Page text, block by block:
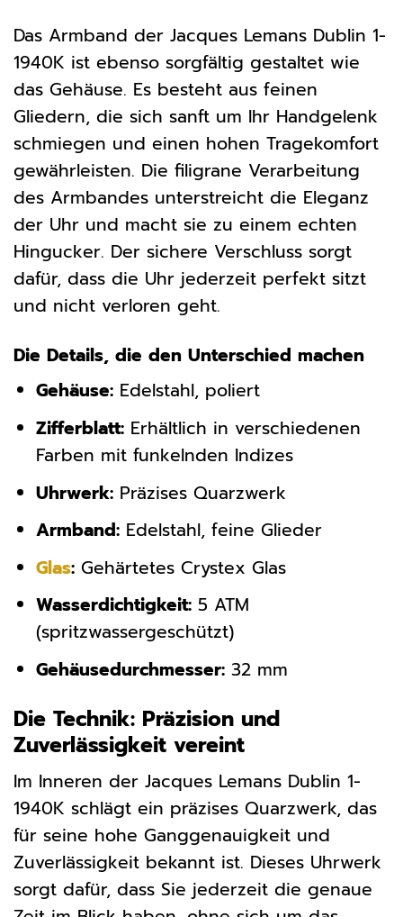
Das Armband der Jacques Lemans Dublin 1-
1940K ist ebenso sorgfältig gestaltet wie
das Gehäuse. Es besteht aus feinen
Gliedern, die sich sanft um Ihr Handgelenk
schmiegen und einen hohen Tragekomfort
gewährleisten. Die filigrane Verarbeitung
des Armbandes unterstreicht die Eleganz
der Uhr und macht sie zu einem echten
Hingucker. Der sichere Verschluss sorgt
dafür, dass die Uhr jederzeit perfekt sitzt
und nicht verloren geht.
Die Details, die den Unterschied machen
Gehäuse:Edelstahl, poliert
Zifferblatt:Erhältlich in verschiedenen
Farben mit funkelnden Indizes
Uhrwerk:Präzises Quarzwerk
Armband:Edelstahl, feine Glieder
Glas:Gehärtetes Crystex Glas
Wasserdichtigkeit:5 ATM
(spritzwassergeschützt)
Gehäusedurchmesser:32 mm
Die Technik: Präzision und
Zuverlässigkeit vereint
Im Inneren der Jacques Lemans Dublin 1-
1940K schlägt ein präzises Quarzwerk, das
für seine hohe Ganggenauigkeit und
Zuverlässigkeit bekannt ist. Dieses Uhrwerk
sorgt dafür, dass Sie jederzeit die genaue